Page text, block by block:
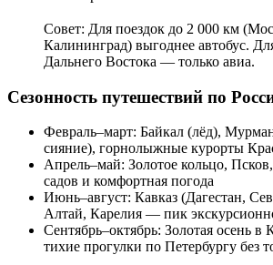
Совет: Для поездок до 2 000 км
Калининград) выгоднее автобус.
Дальнего Востока — только авиа.
Сезонность путешествий по
Февраль–март: Байкал (лёд),
сияние), горнолыжные курорты
Апрель–май: Золотое кольцо,
садов и комфортная погода
Июнь–август: Кавказ (Дагестан,
Алтай, Карелия — пик
Сентябрь–октябрь: Золотая осень в
тихие прогулки по Петербургу без